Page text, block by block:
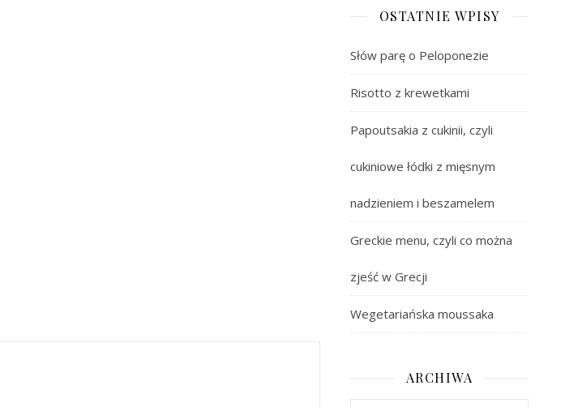
OSTATNIE WPISY
Słów parę o Peloponezie
Risotto z krewetkami
Papoutsakia z cukinii, czyli
cukiniowe łódki z mięsnym
nadzieniem i beszamelem
Greckie menu, czyli co można
zjeść w Grecji
Wegetariańska moussaka
ARCHIWA